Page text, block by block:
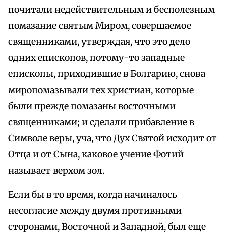
почитали недействительным и бесполезным
помазание святым Миром, совершаемое
священниками, утверждая, что это дело
одних епископов, потому-то западные
епископы, приходившие в Болгарию, снова
миропомазывали тех христиан, которые
были прежде помазаны восточными
священниками; и сделали прибавление в
Символе веры, уча, что Дух Святой исходит от
Отца и от Сына, каковое учение Фотий
называет верхом зол.
Если бы в то время, когда начиналось
несогласие между двумя противными
сторонами, Восточной и Западной, был еще